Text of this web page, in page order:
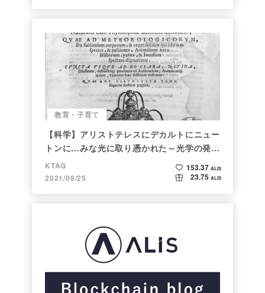
教育・子育て
【科学】アリストテレスにデカルトにニュー
トンに…みな光に取り憑かれた～光学の発展
～
KTAG
2021/09/25
153.37 ALIS
23.75 ALIS